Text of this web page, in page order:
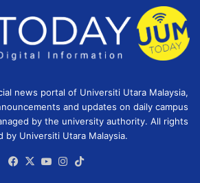
news portal of Universiti Utara Malaysia,
and updates on daily campus
by the university authority. All rights
by Universiti Utara Malaysia.
Facebook
X YouTubeInstagram